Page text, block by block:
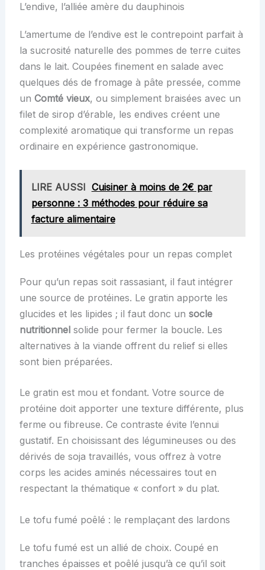
L’endive, l’alliée amère du dauphinois
L’amertume de l’endive est le contrepoint parfait à
la sucrosité naturelle des pommes de terre cuites
dans le lait. Coupées finement en salade avec
quelques dés de fromage à pâte pressée, comme
un Comté vieux, ou simplement braisées avec un
filet de sirop d’érable, les endives créent une
complexité aromatique qui transforme un repas
ordinaire en expérience gastronomique.
LIRE AUSSI Cuisiner à moins de 2€ par
personne : 3 méthodes pour réduire sa
facture alimentaire
Les protéines végétales pour un repas complet
Pour qu’un repas soit rassasiant, il faut intégrer
une source de protéines. Le gratin apporte les
glucides et les lipides ; il faut donc un socle
nutritionnelsolide pour fermer la boucle. Les
alternatives à la viande offrent du relief si elles
sont bien préparées.
Le gratin est mou et fondant. Votre source de
protéine doit apporter une texture différente, plus
ferme ou fibreuse. Ce contraste évite l’ennui
gustatif. En choisissant des légumineuses ou des
dérivés de soja travaillés, vous offrez à votre
corps les acides aminés nécessaires tout en
respectant la thématique « confort » du plat.
Le tofu fumé poêlé : le remplaçant des lardons
Le tofu fumé est un allié de choix. Coupé en
tranches épaisses et poêlé jusqu’à ce qu’il soit